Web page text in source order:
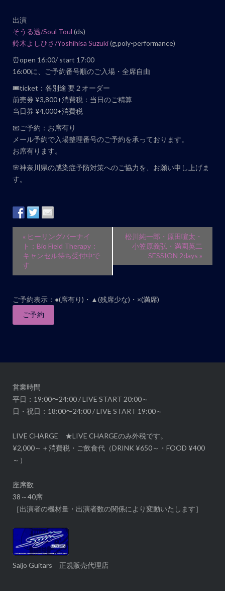
ン
出演
そうる透/Soul Toul (ds)
鈴木よしひさ/Yoshihisa Suzuki(g,poly-performance)
⏰open 16:00/ start 17:00
16:00に、ご予約番号順のご入場・全席自由
🎟ticket：各別途 要２オーダー
前売券 ¥3,800+消費税：当日のご精算
当日券 ¥4,000+消費税
📧ご予約：お席有り
メール予約で入場整理番号のご予約を承っております。
お席有ります。
🌸神奈川県の感染症予防対策へのご協力を、お願い申し上げま
す。
ト
ビ
ー
« ヒーリングバーナイ
ト：Bio Field Therapy：
キャンセル待ち受付中で
す
松川純一郎・原田喧太・
小笠原義弘・満園英二
SESSION 2days »
ご予約表示：●(席有り)・▲(残席少な)・×(満席)
ご予約
営業時間
平日：19:00〜24:00 / LIVE START 20:00～
日・祝日：18:00〜24:00 / LIVE START 19:00～
LIVE CHARGE ★LIVE CHARGEのみ外税です。
¥2,000～＋消費税・ご飲食代（DRINK ¥650～・FOOD ¥400
～）
座席数
38～40席
［出演者の機材量・出演者数の関係により変動いたします］
Saijo Guitars 正規販売代理店